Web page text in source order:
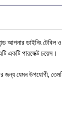
আপনার ডাইনিং
একটি পারফেক্ট চয়েস।
জন্য যেমন উপযোগী,